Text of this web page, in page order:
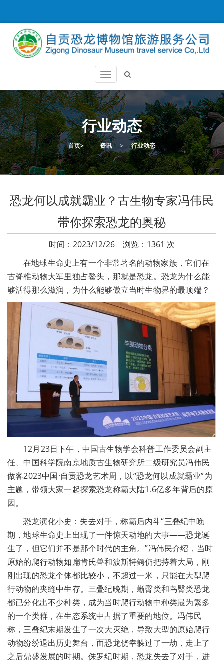
行业动态
首页> 资讯 > 行业动态
恐龙何以成就霸业？古生物专家冯伟民
带你探索恐龙的奥秘
时间：2023/12/26 浏览：1361 次
在地球生命史上有一个非常著名的动物家族，它们在
古脊椎动物大军里独占鳌头，那就是恐龙。恐龙为什么能
够活得那么滋润，为什么能够傲立当时生物界的最顶端？
12月23日下午，中国古生物学会科普工作委员会副主
任、中国科学院南京地质古生物研究所二级研究员冯伟民
做客2023中国·自贡恐龙艺术周，以“恐龙何以成就霸业”为
主题，带领大家一起探索恐龙称霸大陆1.6亿多年背后的原
因。
恐龙演化小史：失去对手，称霸后内斗“三叠纪中晚
期，地球生命史上出现了一件惊天动地的大事——恐龙诞
生了，但它们并不是那个时代的主角。”冯伟民介绍，当时
原始的爬行动物如扁肯氏兽和波斯特鳄仍把持着大局，刚
刚出现的恐龙个体都比较小，不超过一米，只能在大型爬
行动物的夹缝中生存。三叠纪晚期，蜥臀类和鸟臀类恐龙
都已分化出不少种类，成为当时爬行动物中种类最为繁多
的一个类群，在生态系统中占据了重要的地位。冯伟民
称，三叠纪末期发生了一次大灭绝，导致大型的原始爬行
动物纷纷退出历史舞台，而恐龙侥幸躲过了一劫，走上了
之后鼎盛发展的时期。侏罗纪时期，恐龙失去了对手，进